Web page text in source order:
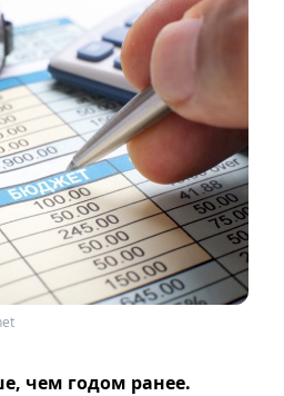
чем годом ранее.